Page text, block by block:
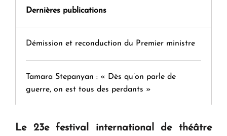
Dernières publications
Démission et reconduction du Premier ministre
Tamara Stepanyan : « Dès qu’on parle de
guerre, on est tous des perdants »
" Tant qu'il n'existe pas d'alternative concrète, la
Le 23e festival international de théâtre